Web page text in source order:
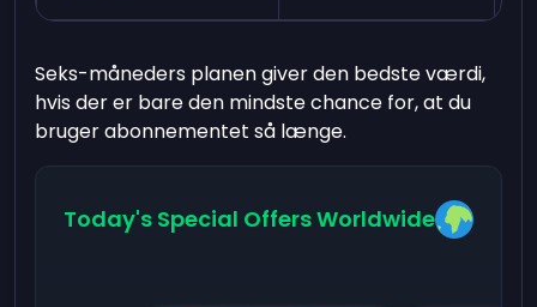
Seks-måneders planen giver den bedste værdi,
hvis der er bare den mindste chance for, at du
bruger abonnementet så længe.
Today's Special Offers Worldwide